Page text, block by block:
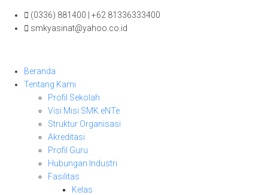
Skip
(0336) 881400 | +62 81336333400
smkyasinat@yahoo.co.id
Beranda
Tentang Kami
Profil Sekolah
Visi Misi SMK eNTe
Struktur Organisasi
Akreditasi
Profil Guru
Hubungan Industri
Fasilitas
Kelas